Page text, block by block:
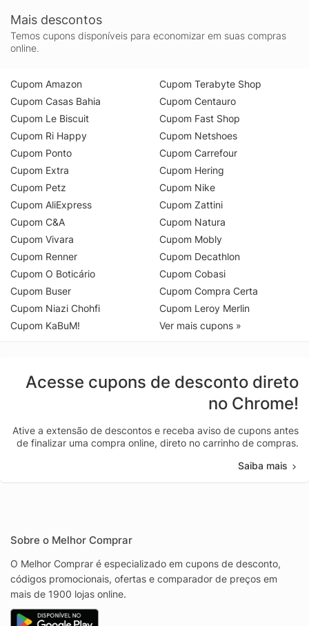
Mais descontos
Temos cupons disponíveis para economizar em suas compras
online.
Cupom Amazon
Cupom Casas Bahia
Cupom Le Biscuit
Cupom Ri Happy
Cupom Ponto
Cupom Extra
Cupom Petz
Cupom AliExpress
Cupom C&A
Cupom Vivara
Cupom Renner
Cupom O Boticário
Cupom Buser
Cupom Niazi Chohfi
Cupom KaBuM!
Cupom Terabyte Shop
Cupom Centauro
Cupom Fast Shop
Cupom Netshoes
Cupom Carrefour
Cupom Hering
Cupom Nike
Cupom Zattini
Cupom Natura
Cupom Mobly
Cupom Decathlon
Cupom Cobasi
Cupom Compra Certa
Cupom Leroy Merlin
Ver mais cupons »
Acesse cupons de desconto direto
no Chrome!
Ative a extensão de descontos e receba aviso de cupons antes
de finalizar uma compra online, direto no carrinho de compras.
Saiba mais
Sobre o Melhor Comprar
O Melhor Comprar é especializado em cupons de desconto,
códigos promocionais, ofertas e comparador de preços em
mais de 1900 lojas online.